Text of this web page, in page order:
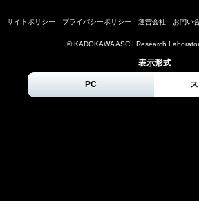
サイトポリシー プライバシーポリシー 運営会社 お問い
© KADOKAWA ASCII Research
表示形式
PC